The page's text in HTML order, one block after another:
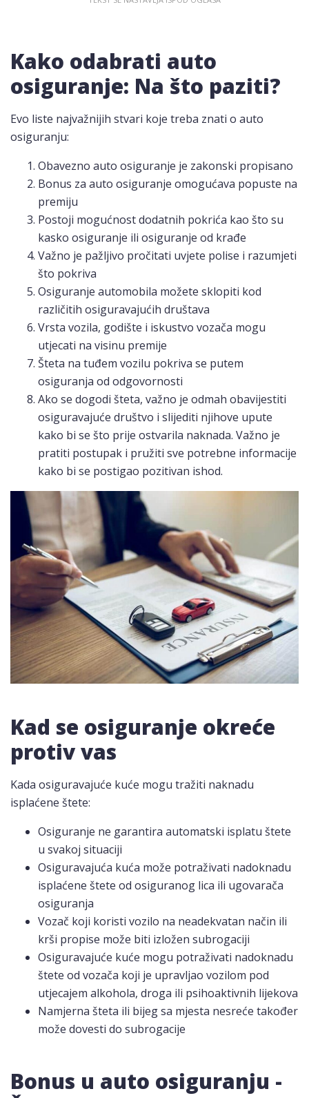
Kako odabrati auto
osiguranje: Na što paziti?
Evo liste najvažnijih stvari koje treba znati o auto
osiguranju:
Obavezno auto osiguranje je zakonski propisano
Bonus za auto osiguranje omogućava popuste na
premiju
Postoji mogućnost dodatnih pokrića kao što su
kasko osiguranje ili osiguranje od krađe
Važno je pažljivo pročitati uvjete polise i razumjeti
što pokriva
Osiguranje automobila možete sklopiti kod
različitih osiguravajućih društava
Vrsta vozila, godište i iskustvo vozača mogu
utjecati na visinu premije
Šteta na tuđem vozilu pokriva se putem
osiguranja od odgovornosti
Ako se dogodi šteta, važno je odmah obavijestiti
osiguravajuće društvo i slijediti njihove upute
kako bi se što prije ostvarila naknada. Važno je
pratiti postupak i pružiti sve potrebne informacije
kako bi se postigao pozitivan ishod.
Kad se osiguranje okreće
protiv vas
Kada osiguravajuće kuće mogu tražiti naknadu
isplaćene štete:
Osiguranje ne garantira automatski isplatu štete
u svakoj situaciji
Osiguravajuća kuća može potraživati nadoknadu
isplaćene štete od osiguranog lica ili ugovarača
osiguranja
Vozač koji koristi vozilo na neadekvatan način ili
krši propise može biti izložen subrogaciji
Osiguravajuće kuće mogu potraživati nadoknadu
štete od vozača koji je upravljao vozilom pod
utjecajem alkohola, droga ili psihoaktivnih lijekova
Namjerna šteta ili bijeg sa mjesta nesreće također
može dovesti do subrogacije
Bonus u auto osiguranju -